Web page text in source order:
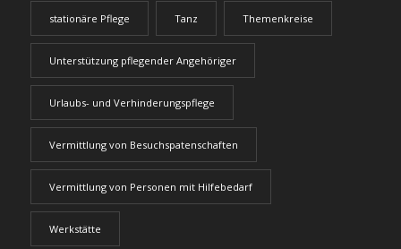
stationäre Pflege Tanz Themenkreise
Unterstützung pflegender Angehöriger
Urlaubs- und Verhinderungspflege
Vermittlung von Besuchspatenschaften
Vermittlung von Personen mit Hilfebedarf
Werkstätte